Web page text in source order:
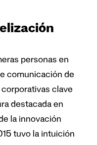
personas en
comunicación de
clave
destacada en
la innovación
tuvo la intuición